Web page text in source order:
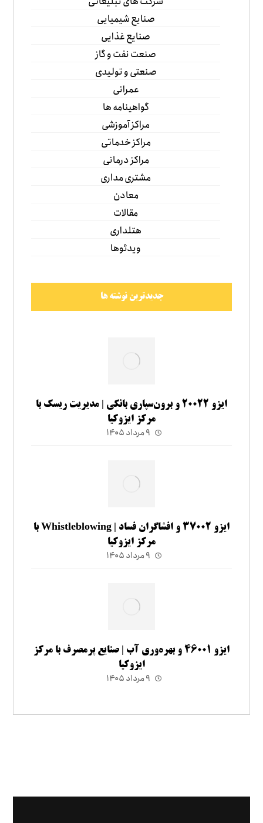
صنایع شیمیایی
صنایع غذایی
صنعت نفت و گاز
صنعتی و تولیدی
عمرانی
گواهینامه ها
مراکز آموزشی
مراکز خدماتی
مراکز درمانی
مشتری مداری
معادن
مقالات
هتلداری
ویدئوها
جدیدترین نوشته ها
ایزو ۲۰۰۲۲ و برون‌سپاری بانکی | مدیریت ریسک با
مرکز ایزوکیا
۹ مرداد ۱۴۰۵
ایزو ۳۷۰۰۲ و افشاگران فساد | Whistleblowing با
مرکز ایزوکیا
۹ مرداد ۱۴۰۵
ایزو ۴۶۰۰۱ و بهره‌وری آب | صنایع پرمصرف با مرکز
ایزوکیا
۹ مرداد ۱۴۰۵